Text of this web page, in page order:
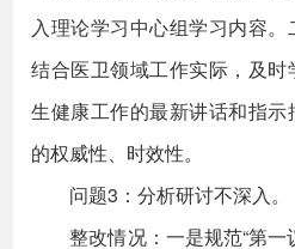
入理论学习中心组学习内容。
结合医卫领域工作实际，及
生健康工作的最新讲话和指
的权威性、时效性。
问题3：分析研讨不深入。
整改情况：一是规范“第一